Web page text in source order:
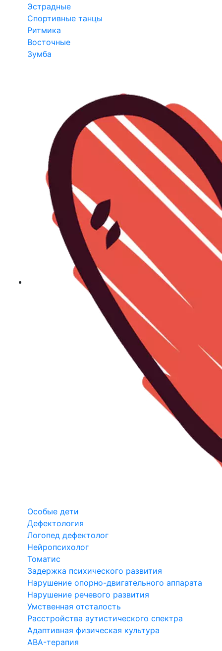
Эстрадные
Спортивные танцы
Ритмика
Восточные
Зумба
Особые дети
Дефектология
Логопед дефектолог
Нейропсихолог
Томатис
Задержка психического развития
Нарушение опорно-двигательного аппарата
Нарушение речевого развития
Умственная отсталость
Расстройства аутистического спектра
Адаптивная физическая культура
ABA-терапия